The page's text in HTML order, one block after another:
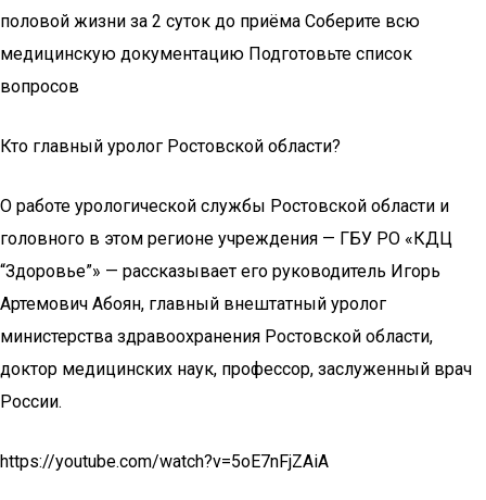
половой жизни за 2 суток до приёма Соберите всю
медицинскую документацию Подготовьте список
вопросов
Кто главный уролог Ростовской области?
О работе урологической службы Ростовской области и
головного в этом регионе учреждения — ГБУ РО «КДЦ
“Здоровье”» — рассказывает его руководитель Игорь
Артемович Абоян, главный внештатный уролог
министерства здравоохранения Ростовской области,
доктор медицинских наук, профессор, заслуженный врач
России.
https://youtube.com/watch?v=5oE7nFjZAiA